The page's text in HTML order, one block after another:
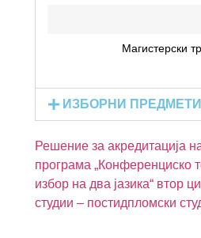
Магистерски
ИЗБОРНИ ПРЕДМЕТИ
Решение за акредитација
програма „Конференциско
избор на два јазика“ втор
студии – постидпломски